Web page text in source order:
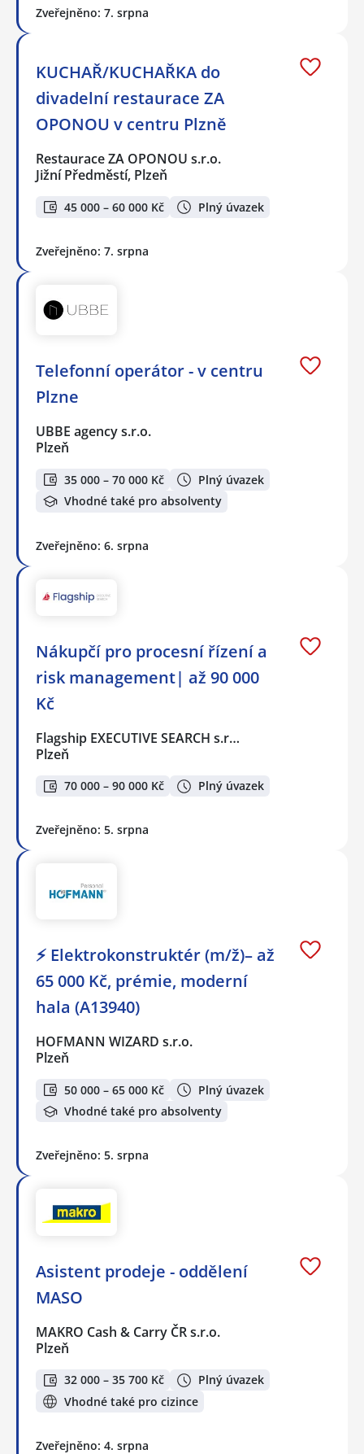
Zveřejněno: 7. srpna
KUCHAŘ/KUCHAŘKA do
divadelní restaurace ZA
OPONOU v centru Plzně
Restaurace ZA OPONOU s.r.o.
Jižní Předměstí, Plzeň
45 000 – 60 000 Kč Plný úvazek
Zveřejněno: 7. srpna
Telefonní operátor - v centru
Plzne
UBBE agency s.r.o.
Plzeň
35 000 – 70 000 Kč
Plný úvazek
Vhodné také pro absolventy
Zveřejněno: 6. srpna
Nákupčí pro procesní řízení a
risk management| až 90 000
Kč
Flagship EXECUTIVE SEARCH s.r…
Plzeň
70 000 – 90 000 Kč Plný úvazek
Zveřejněno: 5. srpna
⚡ Elektrokonstruktér (m/ž)– až
65 000 Kč, prémie, moderní
hala (A13940)
HOFMANN WIZARD s.r.o.
Plzeň
50 000 – 65 000 Kč
Plný úvazek
Vhodné také pro absolventy
Zveřejněno: 5. srpna
Asistent prodeje - oddělení
MASO
MAKRO Cash & Carry ČR s.r.o.
Plzeň
32 000 – 35 700 Kč
Plný úvazek
Vhodné také pro cizince
Zveřejněno: 4. srpna